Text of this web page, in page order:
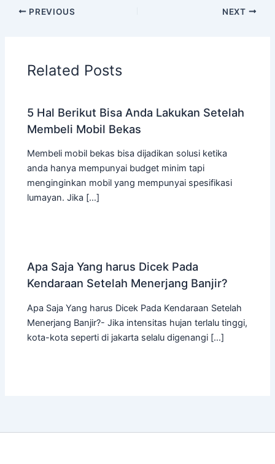
PREVIOUS NEXT
Related Posts
5 Hal Berikut Bisa Anda Lakukan Setelah
Membeli Mobil Bekas
Membeli mobil bekas bisa dijadikan solusi ketika
anda hanya mempunyai budget minim tapi
menginginkan mobil yang mempunyai spesifikasi
lumayan. Jika […]
Apa Saja Yang harus Dicek Pada
Kendaraan Setelah Menerjang Banjir?
Apa Saja Yang harus Dicek Pada Kendaraan Setelah
Menerjang Banjir?- Jika intensitas hujan terlalu tinggi,
kota-kota seperti di jakarta selalu digenangi […]